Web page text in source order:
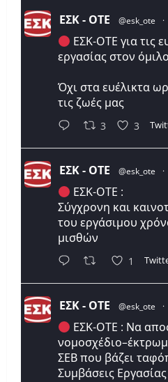
ΕΣΚ - ΟΤΕ @esk_ote ·
ΕΣΚ-ΟΤΕ για τις
εργασίας στον
Όχι στα ευέλικτα
τις ζωές μας
3 3
ΕΣΚ - ΟΤΕ @esk_ote ·
ΕΣΚ-ΟΤΕ :
Σύγχρονη και
του εργάσιμου
μισθών
1
ΕΣΚ - ΟΤΕ @esk_ote ·
ΕΣΚ-ΟΤΕ : Να
ΣΕΒ που βάζει
Συμβάσεις Εργασίας